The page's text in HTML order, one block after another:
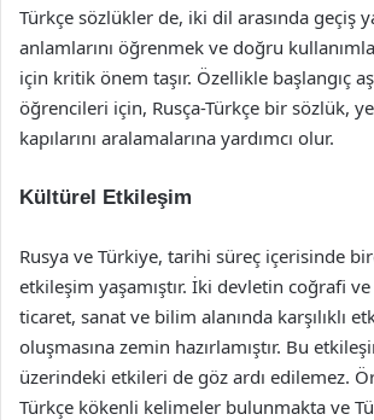
Türkçe sözlükler de, iki dil arasında geçiş
anlamlarını öğrenmek ve doğru
için kritik önem taşır. Özellikle başlangıç
öğrencileri için, Rusça-Türkçe bir sözlük,
kapılarını aralamalarına yardımcı olur.
Kültürel Etkileşim
Rusya ve Türkiye, tarihi süreç içerisinde
etkileşim yaşamıştır. İki devletin coğrafi
ticaret, sanat ve bilim alanında karşılıklı
oluşmasına zemin hazırlamıştır. Bu
üzerindeki etkileri de göz ardı edilemez.
Türkçe kökenli kelimeler bulunmakta ve